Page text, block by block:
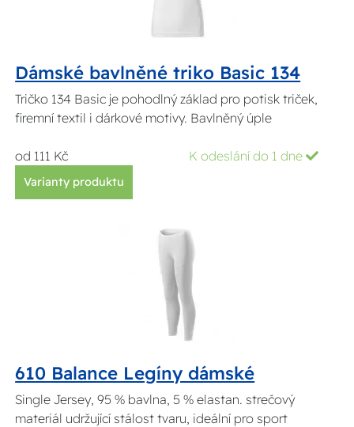
Dámské bavlněné triko Basic 134
Tričko 134 Basic je pohodlný základ pro potisk triček,
firemní textil i dárkové motivy. Bavlněný úple
od 111 Kč K odeslání do 1 dne
Varianty produktu
610 Balance Legíny dámské
Single Jersey, 95 % bavlna, 5 % elastan. strečový
materiál udržující stálost tvaru, ideální pro sport